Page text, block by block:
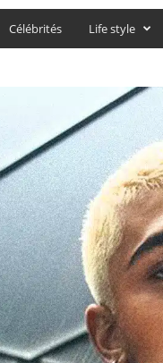
Célébrités Life style